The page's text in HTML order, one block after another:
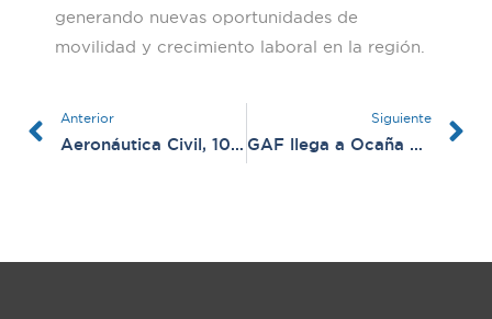
generando nuevas oportunidades de
movilidad y crecimiento laboral en la región.
Prev
Anterior
Aeronáutica Civil, 100 años-Edición especial, Revista Modo Avión
Siguiente
GAF llega a Ocaña con un nuevo punto de suministro (SKOC – OCV)